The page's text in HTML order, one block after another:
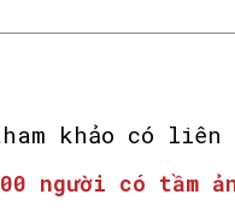
khảo có liên
người có tầm